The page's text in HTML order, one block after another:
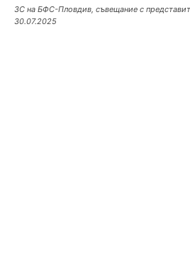
ЗС на БФС-Пловдив, съвещание с
30.07.2025